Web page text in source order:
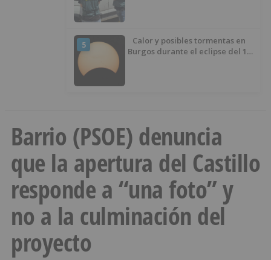
5
Calor y posibles tormentas en
Burgos durante el eclipse del 12
Barrio (PSOE) denuncia
que la apertura del Castillo
responde a “una foto” y
no a la culminación del
proyecto